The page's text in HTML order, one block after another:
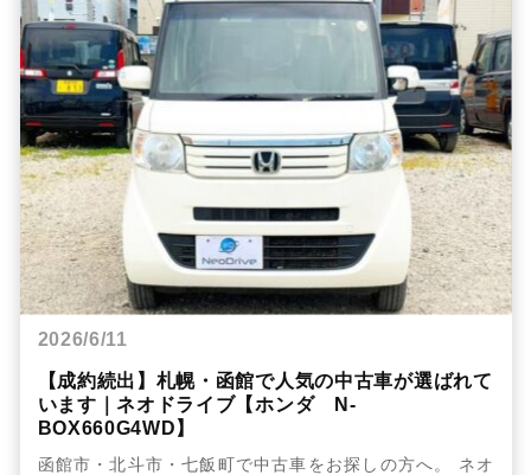
2026/6/11
【成約続出】札幌・函館で人気の中古車が選ばれて
います｜ネオドライブ【ホンダ N-
BOX660G4WD】
函館市・北斗市・七飯町で中古車をお探しの方へ。 ネオ